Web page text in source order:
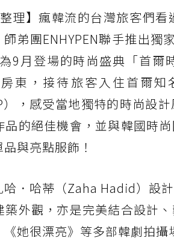
理】瘋韓流的台灣旅客們
師弟團ENHYPEN聯手推出
9月登場的時尚盛典「首
東，接待旅客入住首爾
），感受當地獨特的時尚設
品的絕佳機會，並與韓國時
與亮點服飾！
哈．哈蒂（Zaha Hadid）設
築外觀，亦是完美結合設計
《她很漂亮》等多部韓劇拍攝